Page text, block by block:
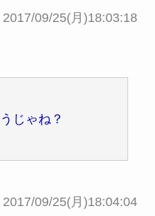
2017/09/25(月)18:03:18
じゃね？
2017/09/25(月)18:04:04